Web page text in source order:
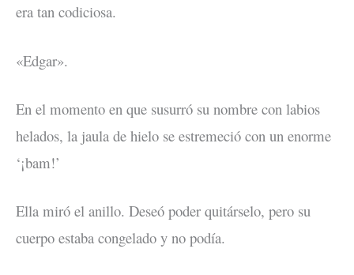
era tan codiciosa.
«Edgar».
En el momento en que susurró su nombre con labios
helados, la jaula de hielo se estremeció con un enorme
‘¡bam!’
Ella miró el anillo. Deseó poder quitárselo, pero su
cuerpo estaba congelado y no podía.